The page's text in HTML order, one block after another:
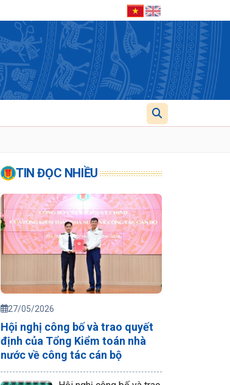
TIN ĐỌC NHIỀU
27/05/2026
Hội nghị công bố và trao quyết
định của Tổng Kiểm toán nhà
nước về công tác cán bộ